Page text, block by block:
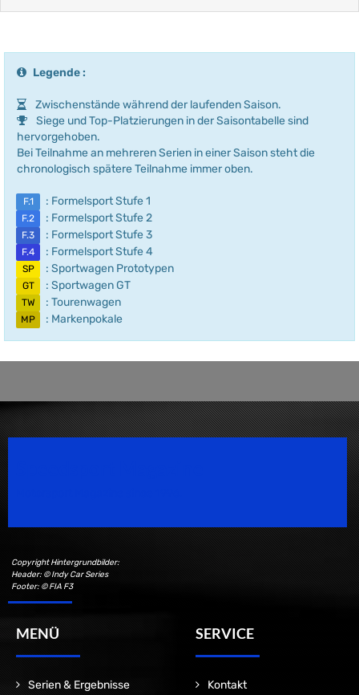
Legende :
Zwischenstände während der laufenden Saison.
Siege und Top-Platzierungen in der Saisontabelle sind
hervorgehoben.
Bei Teilnahme an mehreren Serien in einer Saison steht die
chronologisch spätere Teilnahme immer oben.
F.1 : Formelsport Stufe 1
F.2 : Formelsport Stufe 2
F.3 : Formelsport Stufe 3
F.4 : Formelsport Stufe 4
SP : Sportwagen Prototypen
GT : Sportwagen GT
TW : Tourenwagen
MP : Markenpokale
Copyright Hintergrundbilder:
Header: © Indy Car Series
Footer: © FIA F3
MENÜ
Serien & Ergebnisse
SERVICE
Kontakt